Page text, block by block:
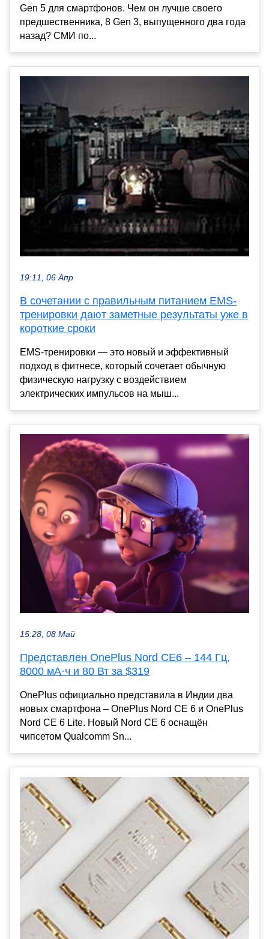
Gen 5 для смартфонов. Чем он лучше своего
предшественника, 8 Gen 3, выпущенного два года
назад? СМИ по...
19:11, 06 Апр
В сочетании с правильным питанием EMS-
тренировки дают заметные результаты уже в
короткие сроки
EMS-тренировки — это новый и эффективный
подход в фитнесе, который сочетает обычную
физическую нагрузку с воздействием
электрических импульсов на мыш...
15:28, 08 Май
Представлен OnePlus Nord CE6 – 144 Гц,
8000 мА·ч и 80 Вт за $319
OnePlus официально представила в Индии два
новых смартфона – OnePlus Nord CE 6 и OnePlus
Nord CE 6 Lite. Новый Nord CE 6 оснащён
чипсетом Qualcomm Sn...